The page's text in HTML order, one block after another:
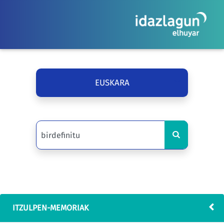
EUSKARA
ITZULPEN-MEMORIAK